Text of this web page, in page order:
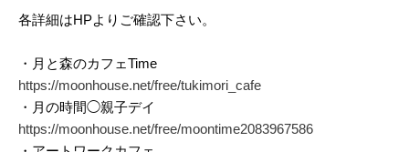
各詳細はHPよりご確認下さい。
・月と森のカフェTime
https://moonhouse.net/free/tukimori_cafe
・ 月の時間◯親子デイ
https://moonhouse.net/free/moontime2083967586